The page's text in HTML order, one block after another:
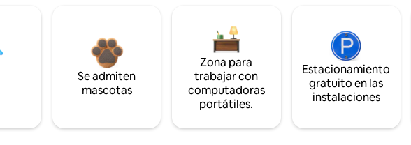
Se admiten
mascotas
Zona para
trabajar con
computadoras
portátiles.
Estacionamiento
gratuito en las
instalaciones